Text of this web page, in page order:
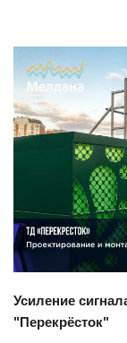
Усиление
"Перекрёсток"